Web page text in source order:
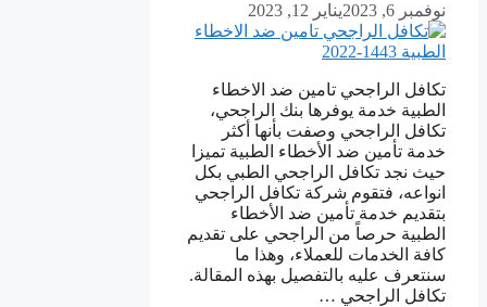
نوفمبر 6, 2023 يناير 12, 2023
تكافل الراجحي تامين ضد الاخطاء
الطبية خدمة يوفرها بنك الراجحي،
تكافل الراجحي وصفت بأنها أكثر
خدمة تأمين ضد الأخطاء الطبية تميزا
حيث نجد تكافل الراجحي الطبي بكل
انواعه، فتقوم شركة تكافل الراجحي
بتقديم خدمة تأمين ضد الأخطاء
الطبية حرصاً من الراجحي على تقديم
كافة الخدمات للعملاء، وهذا ما
سنتعرف عليه بالتفصيل بهذه المقالة.
تكافل الراجحي …